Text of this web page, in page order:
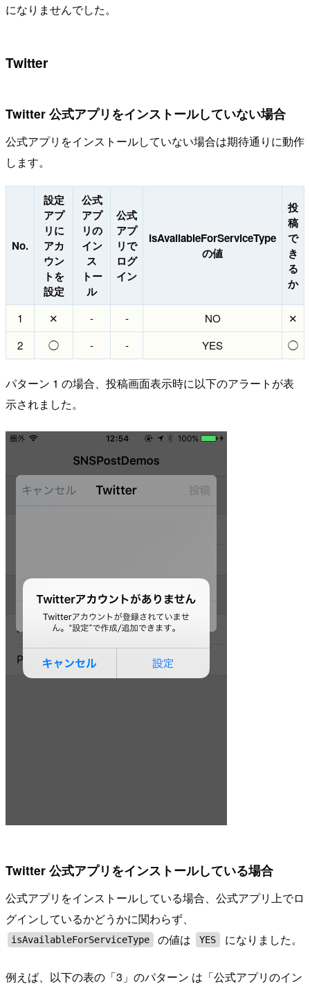
になりませんでした。
Twitter
Twitter 公式アプリをインストールしていない場合
公式アプリをインストールしていない場合は期待通りに動作
します。
No.
設定
アプ
リに
アカ
ウン
トを
設定
公式
アプ
リの
イン
ス
トー
ル
公式
アプ
リで
ログ
イン
isAvailableForServiceType
の値
投
稿
で
き
る
か
1 ✕ - - NO
✕
2
◯ - - YES ◯
パターン 1 の場合、投稿画面表示時に以下のアラートが表
示されました。
Twitter 公式アプリをインストールしている場合
公式アプリをインストールしている場合、公式アプリ上でロ
グインしているかどうかに関わらず、
isAvailableForServiceType の値は YES になりました。
例えば、以下の表の「3」のパターン は「公式アプリのイン